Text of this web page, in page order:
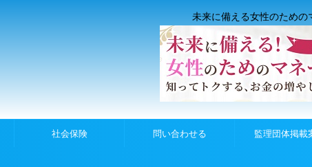
未来に備える女性のための
社会保険 問い合わせる 監理団体掲載